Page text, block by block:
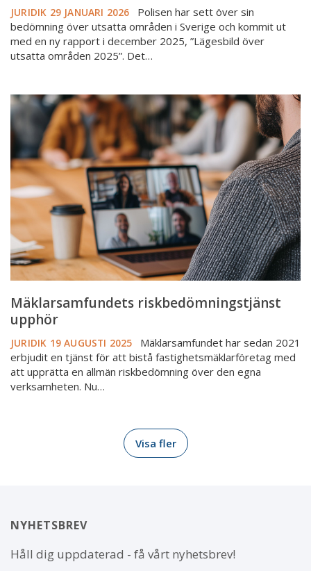
JURIDIK 29 JANUARI 2026
Polisen har sett över sin
bedömning över utsatta områden i Sverige och kommit ut
med en ny rapport i december 2025, ”Lägesbild över
utsatta områden 2025”. Det…
Mäklarsamfundets
riskbedömningstjänst
upphör
Mäklarsamfundets riskbedömningstjänst
upphör
JURIDIK 19 AUGUSTI 2025
Mäklarsamfundet har sedan 2021
erbjudit en tjänst för att bistå fastighetsmäklarföretag med
att upprätta en allmän riskbedömning över den egna
verksamheten. Nu…
Visa fler
NYHETSBREV
Håll dig uppdaterad - få vårt nyhetsbrev!